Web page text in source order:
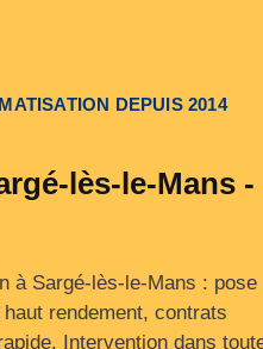
DEPUIS 2014
lès-le-Mans -
à Sargé-lès-le-Mans : pose
rendement, contrats
Intervention dans